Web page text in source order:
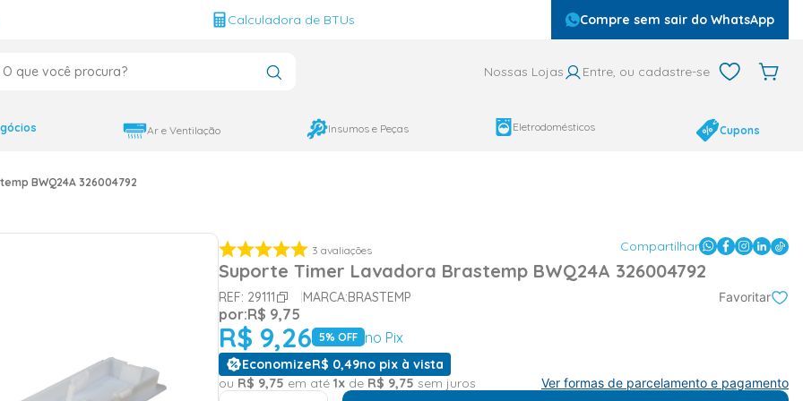
Calculadora de BTUs Compre sem sair do WhatsApp
Nossas Lojas Entre, ou cadastre-se
Ar e Ventilação Insumos e Peças Eletrodomésticos Cupons
BWQ24A 326004792
3 avaliações Compartilhar
Suporte Timer Lavadora Brastemp BWQ24A 326004792
REF: 29111 MARCA:BRASTEMP Favoritar
por:R$ 9,75
R$ 9,26 5% OFF no Pix
EconomizeR$ 0,49no pix à vista
ou R$ 9,75 em até 1xde R$ 9,75 sem juros Ver formas de parcelamento e pagamento